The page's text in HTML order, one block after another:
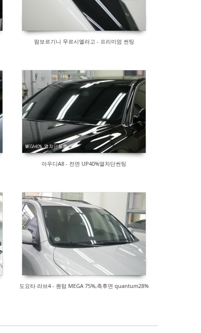
람보르기니 무르시엘라고 - 프리미엄 썬팅
아우디A8 - 전면 UP40%열차단썬팅
도요타 라브4 - 퀀텀 MEGA 75%,측후면 quantum28%